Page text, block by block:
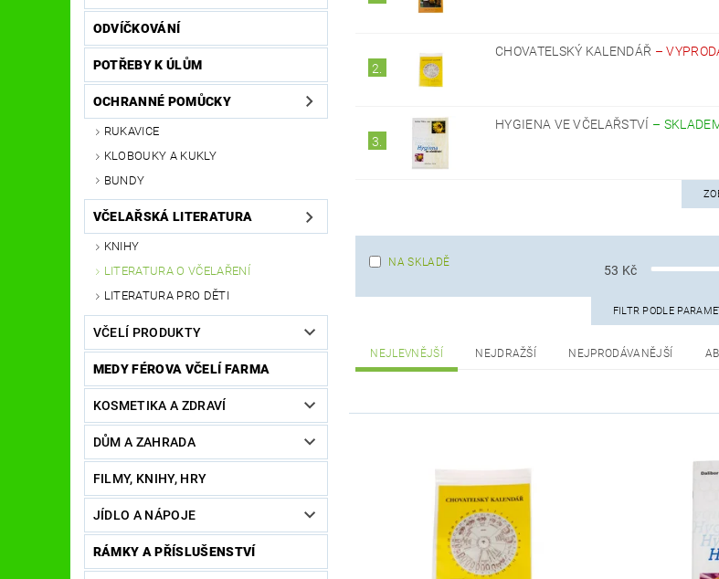
ODVÍČKOVÁNÍ
POTŘEBY K ÚLŮM
OCHRANNÉ POMŮCKY
RUKAVICE
KLOBOUKY A KUKLY
BUNDY
VČELAŘSKÁ LITERATURA
KNIHY
LITERATURA O VČELAŘENÍ
LITERATURA PRO DĚTI
VČELÍ PRODUKTY
MEDY FÉROVA VČELÍ FARMA
KOSMETIKA A ZDRAVÍ
DŮM A ZAHRADA
FILMY, KNIHY, HRY
JÍDLO A NÁPOJE
RÁMKY A PŘÍSLUŠENSTVÍ
2.
CHOVATELSKÝ KALENDÁŘ –
3.
HYGIENA VE VČELAŘSTVÍ –
NA SKLADĚ
53 Kč
FILTR PODLE
NEJLEVNĚJŠÍ NEJDRAŽŠÍ NEJPRODÁVANĚJŠÍ